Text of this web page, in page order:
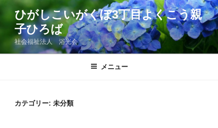
コ
テ
ツ
ひがしこいがくぼ3丁目よくこう親
子ひろば
社会福祉法人 浴光会
メニュー
カテゴリー: 未分類